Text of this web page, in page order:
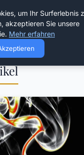
um Ihr Surferlebnis
akzeptieren Sie unsere
Mehr erfahren